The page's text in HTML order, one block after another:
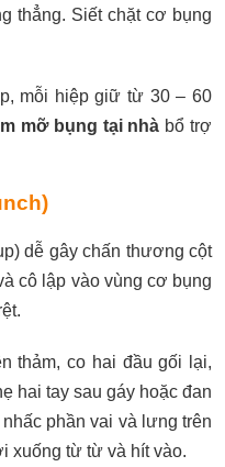
thẳng. Siết chặt cơ bụng
mỗi hiệp giữ từ 30 – 60
mỡ bụng tại nhà bổ trợ
dễ gây chấn thương cột
cô lập vào vùng cơ bụng
thảm, co hai đầu gối lại,
hai tay sau gáy hoặc đan
phần vai và lưng trên
xuống từ từ và hít vào.